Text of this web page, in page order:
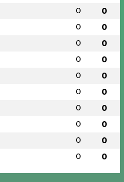
0 0
0 0
0 0
0 0
0 0
0 0
0 0
0 0
0 0
0 0